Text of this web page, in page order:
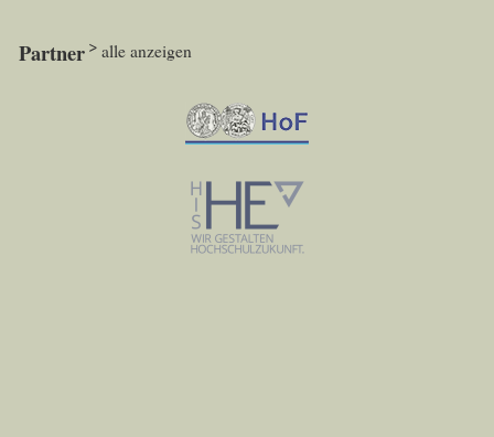
Partner alle anzeigen